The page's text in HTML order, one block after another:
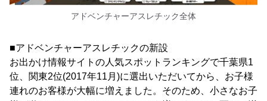
アドベンチャーアスレチック全体
■アドベンチャーアスレチックの新設
お出かけ情報サイトの人気スポットランキングで千葉県1
位、関東2位(2017年11月)に選出いただいてから、お子様
連れのお客様が大幅に増えました。そのため、小さなお子